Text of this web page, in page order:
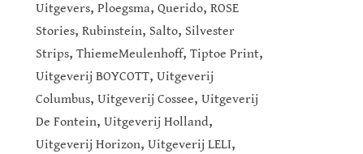
Uitgevers, Ploegsma, Querido, ROSE
Stories, Rubinstein, Salto, Silvester
Strips, ThiemeMeulenhoff, Tiptoe Print,
Uitgeverij BOYCOTT, Uitgeverij
Columbus, Uitgeverij Cossee, Uitgeverij
De Fontein, Uitgeverij Holland,
Uitgeverij Horizon, Uitgeverij LELI,